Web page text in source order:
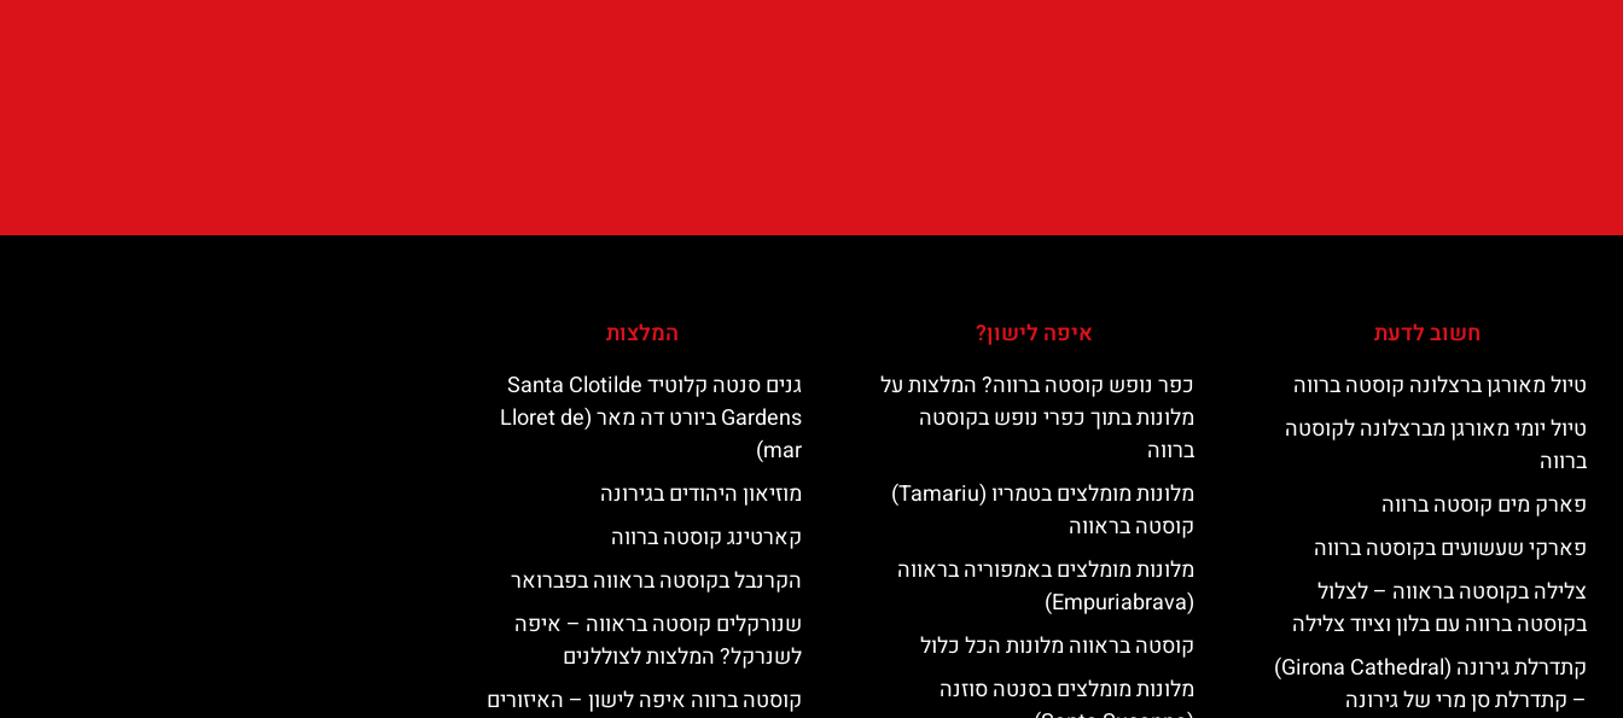
חשוב לדעת
טיול מאורגן ברצלונה קוסטה ברווה
טיול יומי מאורגן מברצלונה לקוסטה
ברווה
פארק מים קוסטה ברווה
פארקי שעשועים בקוסטה ברווה
צלילה בקוסטה בראווה – לצלול
בקוסטה ברווה עם בלון וציוד צלילה
קתדרלת גירונה (Girona Cathedral)
– קתדרלת סן מרי של גירונה
איפה לישון?
כפר נופש קוסטה ברווה? המלצות על
מלונות בתוך כפרי נופש בקוסטה
ברווה
מלונות מומלצים בטמריו (Tamariu)
קוסטה בראווה
מלונות מומלצים באמפוריה בראווה
(Empuriabrava)
קוסטה בראווה מלונות הכל כלול
מלונות מומלצים בסנטה סוזנה
המלצות
גנים סנטה קלוטיד Santa Clotilde
Gardens ביורט דה מאר (Lloret de
mar)
מוזיאון היהודים בגירונה
קארטינג קוסטה ברווה
הקרנבל בקוסטה בראווה בפברואר
שנורקלים קוסטה בראווה – איפה
לשנרקל? המלצות לצוללנים
קוסטה ברווה איפה לישון – האיזורים